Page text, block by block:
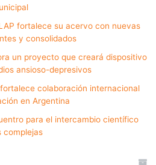
fortalece su acervo con nuevas
y consolidados
un proyecto que creará dispositivo
ansioso-depresivos
colaboración internacional
en Argentina
para el intercambio científico
complejas